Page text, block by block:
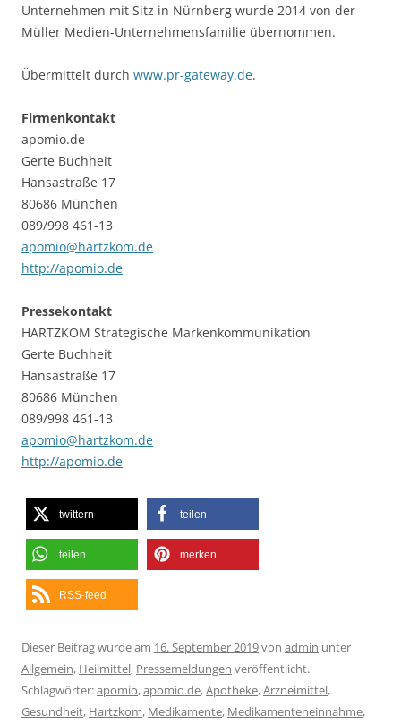
Unternehmen mit Sitz in Nürnberg wurde 2014 von der
Müller Medien-Unternehmensfamilie übernommen.
Übermittelt durch www.pr-gateway.de.
Firmenkontakt
apomio.de
Gerte Buchheit
Hansastraße 17
80686 München
089/998 461-13
apomio@hartzkom.de
http://apomio.de
Pressekontakt
HARTZKOM Strategische Markenkommunikation
Gerte Buchheit
Hansastraße 17
80686 München
089/998 461-13
apomio@hartzkom.de
http://apomio.de
twittern teilen
teilen merken
RSS-feed
Dieser Beitrag wurde am 16. September 2019von admin unter
Allgemein, Heilmittel, Pressemeldungen veröffentlicht.
Schlagwörter:apomio,apomio.de,Apotheke,Arzneimittel,
Gesundheit, Hartzkom, Medikamente, Medikamenteneinnahme,